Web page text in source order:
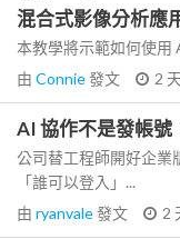
混合式影像分析應
本教學將示範如何使用
由 Connie發文 2
AI 協作不是發帳號
公司替工程師開好企業
「誰可以登入」...
由 ryanvale發文 2